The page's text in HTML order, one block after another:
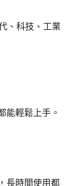
、科技、工業
能輕鬆上手。
長時間使用都